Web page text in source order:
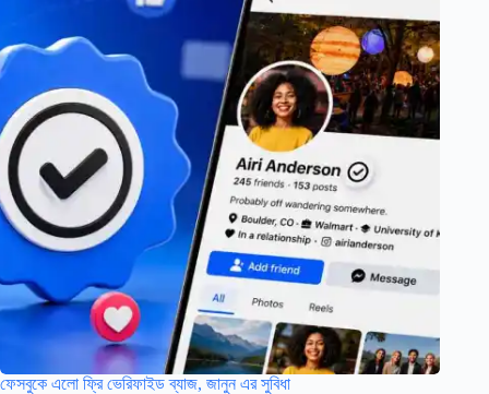
ফেসবুকে এলো ফ্রি ভেরিফাইড ব্যাজ, জানুন এর সুবিধা